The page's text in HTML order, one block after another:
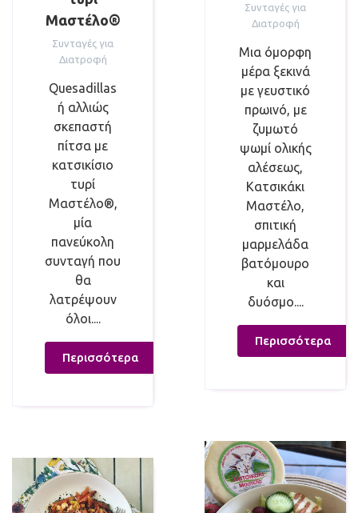
Συνταγές για
Διατροφή
Μια όμορφη
μέρα ξεκινά
με γευστικό
πρωινό, με
ζυμωτό
ψωμί ολικής
αλέσεως,
Κατσικάκι
Μαστέλο,
σπιτική
μαρμελάδα
βατόμουρο
και
δυόσμο....
Περισσότερα
Μαστέλο®
Συνταγές για
Διατροφή
Quesadillas
ή αλλιώς
σκεπαστή
πίτσα με
κατσικίσιο
τυρί
Μαστέλο®,
μία
πανεύκολη
συνταγή που
θα
λατρέψουν
όλοι....
Περισσότερα